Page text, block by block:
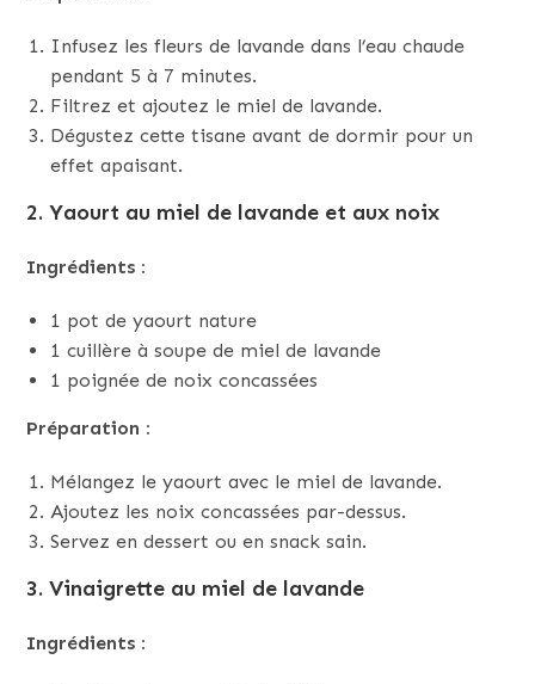
Infusez les fleurs de lavande dans l’eau chaude
pendant 5 à 7 minutes.
Filtrez et ajoutez le miel de lavande.
Dégustez cette tisane avant de dormir pour un
effet apaisant.
2. Yaourt au miel de lavande et aux noix
Ingrédients :
1 pot de yaourt nature
1 cuillère à soupe de miel de lavande
1 poignée de noix concassées
Préparation :
Mélangez le yaourt avec le miel de lavande.
Ajoutez les noix concassées par-dessus.
Servez en dessert ou en snack sain.
3. Vinaigrette au miel de lavande
Ingrédients :